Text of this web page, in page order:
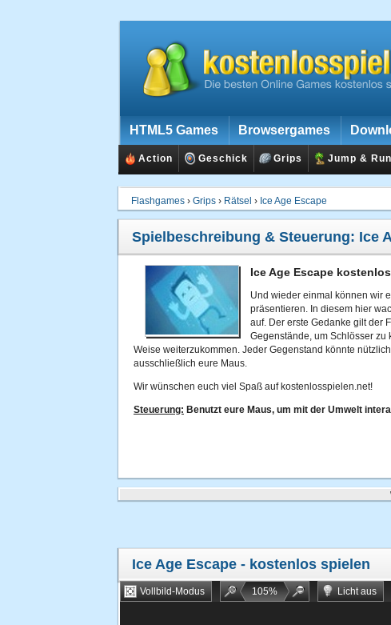
HTML5 Games Browsergames
Action Geschick Grips Jump & Run
Flashgames › Grips › Rätsel › Ice Age Escape
Spielbeschreibung & Steuerung: Ice
Ice Age Escape
Und wieder einmal können wir
präsentieren. In diesem hier
auf. Der erste Gedanke gilt der
Gegenstände, um Schlösser
Weise weiterzukommen. Jeder Gegenstand könnte
ausschließlich eure Maus.
Wir wünschen euch viel Spaß auf kostenlosspielen.net!
Steuerung: Benutzt eure Maus, um mit der Umwelt
Ice Age Escape - kostenlos spielen
Vollbild-Modus 105% Licht aus